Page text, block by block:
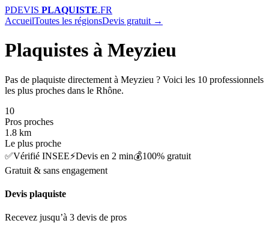
PDEVIS PLAQUISTE.FR
AccueilToutes les régionsDevis gratuit →
Plaquistes à Meyzieu
Pas de plaquiste directement à Meyzieu ? Voici les 10 professionnels
les plus proches dans le Rhône.
10
Pros proches
1.8 km
Le plus proche
✅Vérifié INSEE⚡Devis en 2 min💰100% gratuit
Gratuit & sans engagement
Devis plaquiste
Recevez jusqu’à 3 devis de pros